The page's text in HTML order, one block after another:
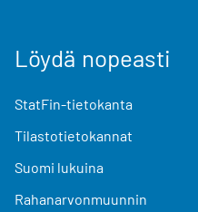
Löydä nopeasti
StatFin-tietokanta
Tilastotietokannat
Suomi lukuina
Rahanarvonmuunnin